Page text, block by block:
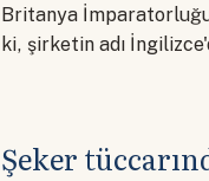
Britanya
ki, şirketin adı
Şeker